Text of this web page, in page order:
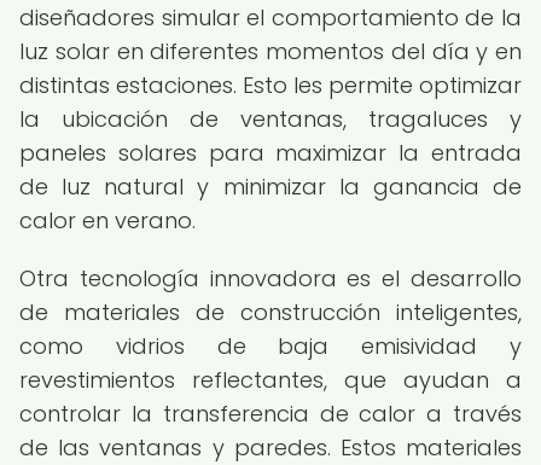
diseñadores simular el comportamiento de la
luz solar en diferentes momentos del día y en
distintas estaciones. Esto les permite optimizar
la ubicación de ventanas, tragaluces y
paneles solares para maximizar la entrada
de luz natural y minimizar la ganancia de
calor en verano.
Otra tecnología innovadora es el desarrollo
de materiales de construcción inteligentes,
como vidrios de baja emisividad y
revestimientos reflectantes, que ayudan a
controlar la transferencia de calor a través
de las ventanas y paredes. Estos materiales